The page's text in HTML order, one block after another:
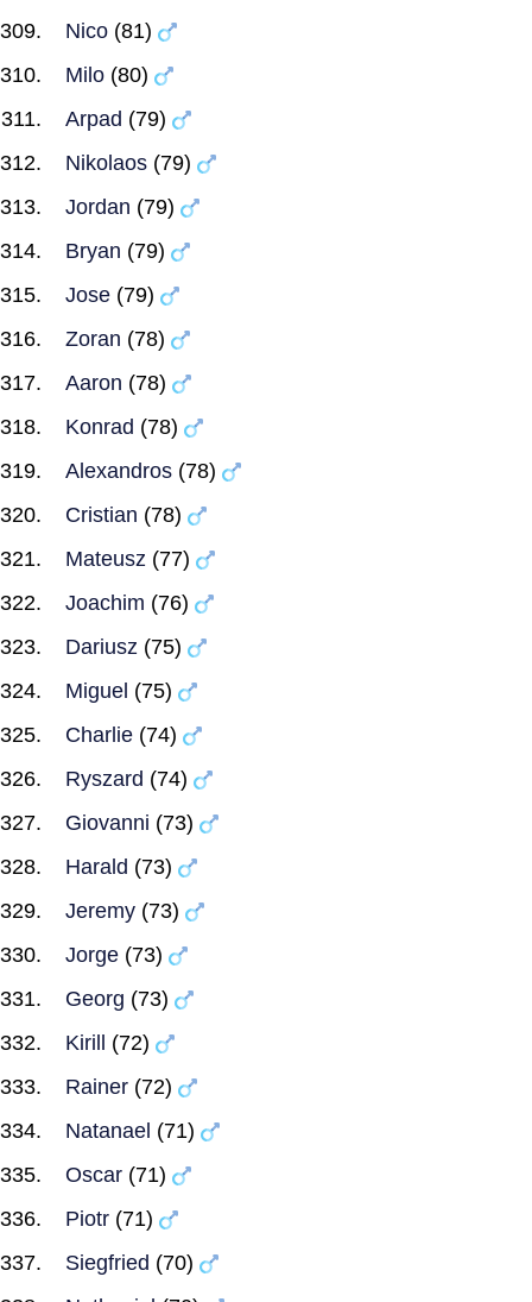
Nico (81)
Milo (80)
Arpad (79)
Nikolaos (79)
Jordan (79)
Bryan (79)
Jose (79)
Zoran (78)
Aaron (78)
Konrad (78)
Alexandros (78)
Cristian (78)
Mateusz (77)
Joachim (76)
Dariusz (75)
Miguel (75)
Charlie (74)
Ryszard (74)
Giovanni (73)
Harald (73)
Jeremy (73)
Jorge (73)
Georg (73)
Kirill
(72)
Rainer (72)
Natanael (71)
Oscar (71)
Piotr (71)
Siegfried (70)